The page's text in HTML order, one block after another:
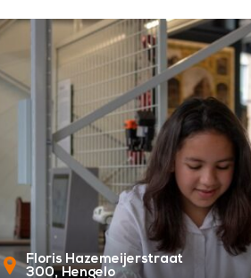
Floris Hazemeijerstraat
300 Hengelo